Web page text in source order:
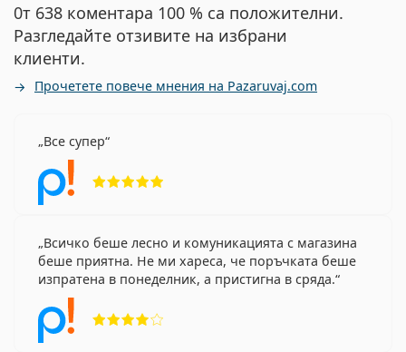
0т 638 коментара 100 % са положителни.
Разгледайте отзивите на избрани
клиенти.
Прочетете повече мнения на Pazaruvaj.com
Все супер
Всичко беше лесно и комуникацията с магазина
беше приятна. Не ми хареса, че поръчката беше
изпратена в понеделник, а пристигна в сряда.